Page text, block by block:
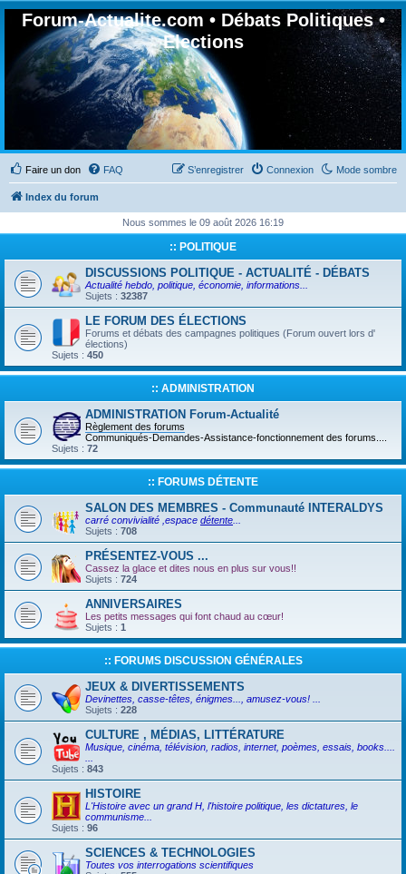
Forum-Actualite.com • Débats Politiques •
Elections
Faire un don Mode sombre
FAQ Connexion
S’enregistrer
Index du forum
Nous sommes le 09 août 2026 16:19
:: POLITIQUE
DISCUSSIONS POLITIQUE - ACTUALITÉ - DÉBATS
Actualité hebdo, politique, économie, informations...
Sujets : 32387
LE FORUM DES ÉLECTIONS
Forums et débats des campagnes politiques (Forum ouvert lors d'
élections)
Sujets : 450
:: ADMINISTRATION
ADMINISTRATION Forum-Actualité
Règlement des forums
Communiqués-Demandes-Assistance-fonctionnement des forums....
Sujets : 72
:: FORUMS DÉTENTE
SALON DES MEMBRES - Communauté INTERALDYS
carré convivialité ,espace détente
Sujets : 708
PRÉSENTEZ-VOUS ...
Cassez la glace et dites nous en plus sur vous!!
Sujets : 724
ANNIVERSAIRES
Les petits messages qui font chaud au cœur!
Sujets : 1
:: FORUMS DISCUSSION GÉNÉRALES
JEUX & DIVERTISSEMENTS
Devinettes, casse-têtes, énigmes..., amusez-vous! ...
Sujets : 228
CULTURE , MÉDIAS, LITTÉRATURE
Musique, cinéma, télévision, radios, internet, poèmes, essais, books....
Sujets : 843
HISTOIRE
L'Histoire avec un grand H, l'histoire politique, les dictatures, le
communisme...
Sujets : 96
SCIENCES & TECHNOLOGIES
Toutes vos interrogations scientifiques